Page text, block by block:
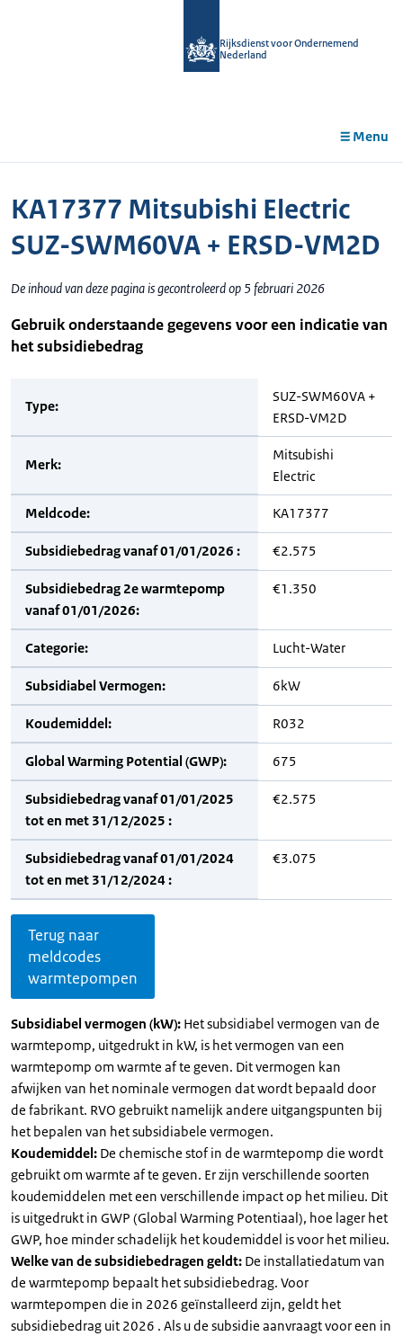
Rijksdienst voor Ondernemend
Nederland
Menu
KA17377 Mitsubishi Electric
SUZ-SWM60VA + ERSD-VM2D
De inhoud van deze pagina is gecontroleerd op 5 februari 2026
Gebruik onderstaande gegevens voor een indicatie van
het subsidiebedrag
Type:
SUZ-SWM60VA +
ERSD-VM2D
Merk:
Mitsubishi
Electric
Meldcode: KA17377
Subsidiebedrag vanaf 01/01/2026 : €2.575
Subsidiebedrag 2e warmtepomp
vanaf 01/01/2026:
€1.350
Categorie: Lucht-Water
Subsidiabel Vermogen: 6kW
Koudemiddel: R032
Global Warming Potential (GWP): 675
Subsidiebedrag vanaf 01/01/2025
tot en met 31/12/2025 :
€2.575
Subsidiebedrag vanaf 01/01/2024
tot en met 31/12/2024 :
€3.075
Terug naar
meldcodes
warmtepompen
Subsidiabel vermogen (kW): Het subsidiabel vermogen van de
warmtepomp, uitgedrukt in kW, is het vermogen van een
warmtepomp om warmte af te geven. Dit vermogen kan
afwijken van het nominale vermogen dat wordt bepaald door
de fabrikant. RVO gebruikt namelijk andere uitgangspunten bij
het bepalen van het subsidiabele vermogen.
Koudemiddel: De chemische stof in de warmtepomp die wordt
gebruikt om warmte af te geven. Er zijn verschillende soorten
koudemiddelen met een verschillende impact op het milieu. Dit
is uitgedrukt in GWP (Global Warming Potentiaal), hoe lager het
GWP, hoe minder schadelijk het koudemiddel is voor het milieu.
Welke van de subsidiebedragen geldt: De installatiedatum van
de warmtepomp bepaalt het subsidiebedrag. Voor
warmtepompen die in 2026 geïnstalleerd zijn, geldt het
subsidiebedrag uit 2026 . Als u de subsidie aanvraagt voor een in